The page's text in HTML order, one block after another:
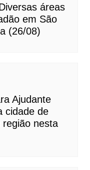
áreas
em São
(26/08)
Ajudante
cidade de
região nesta